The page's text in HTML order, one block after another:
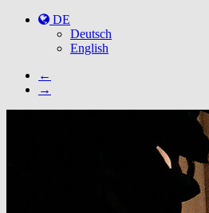
DE
Deutsch
English
←
→